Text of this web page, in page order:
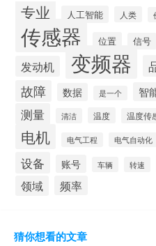
专业 人工智能 人类
传感器 位置 信号
发动机 变频器
故障 数据 是一个 智
测量 清洁 温度 温度传
电机 电气工程 电气自动化
设备 账号 车辆 转速
领域 频率
猜你想看的文章